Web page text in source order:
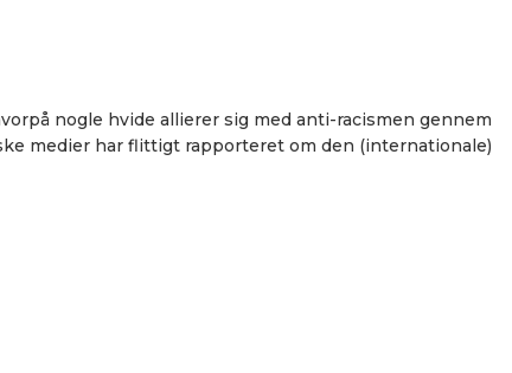
nogle hvide allierer sig med anti-racismen gennem
medier har flittigt rapporteret om den (internationale)